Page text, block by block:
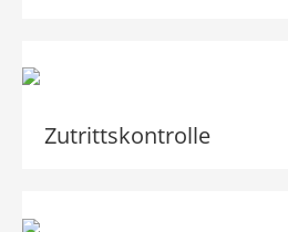
Zutrittskontrolle